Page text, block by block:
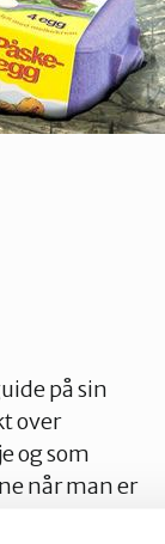
på sin
over
og som
når man er
at Freia